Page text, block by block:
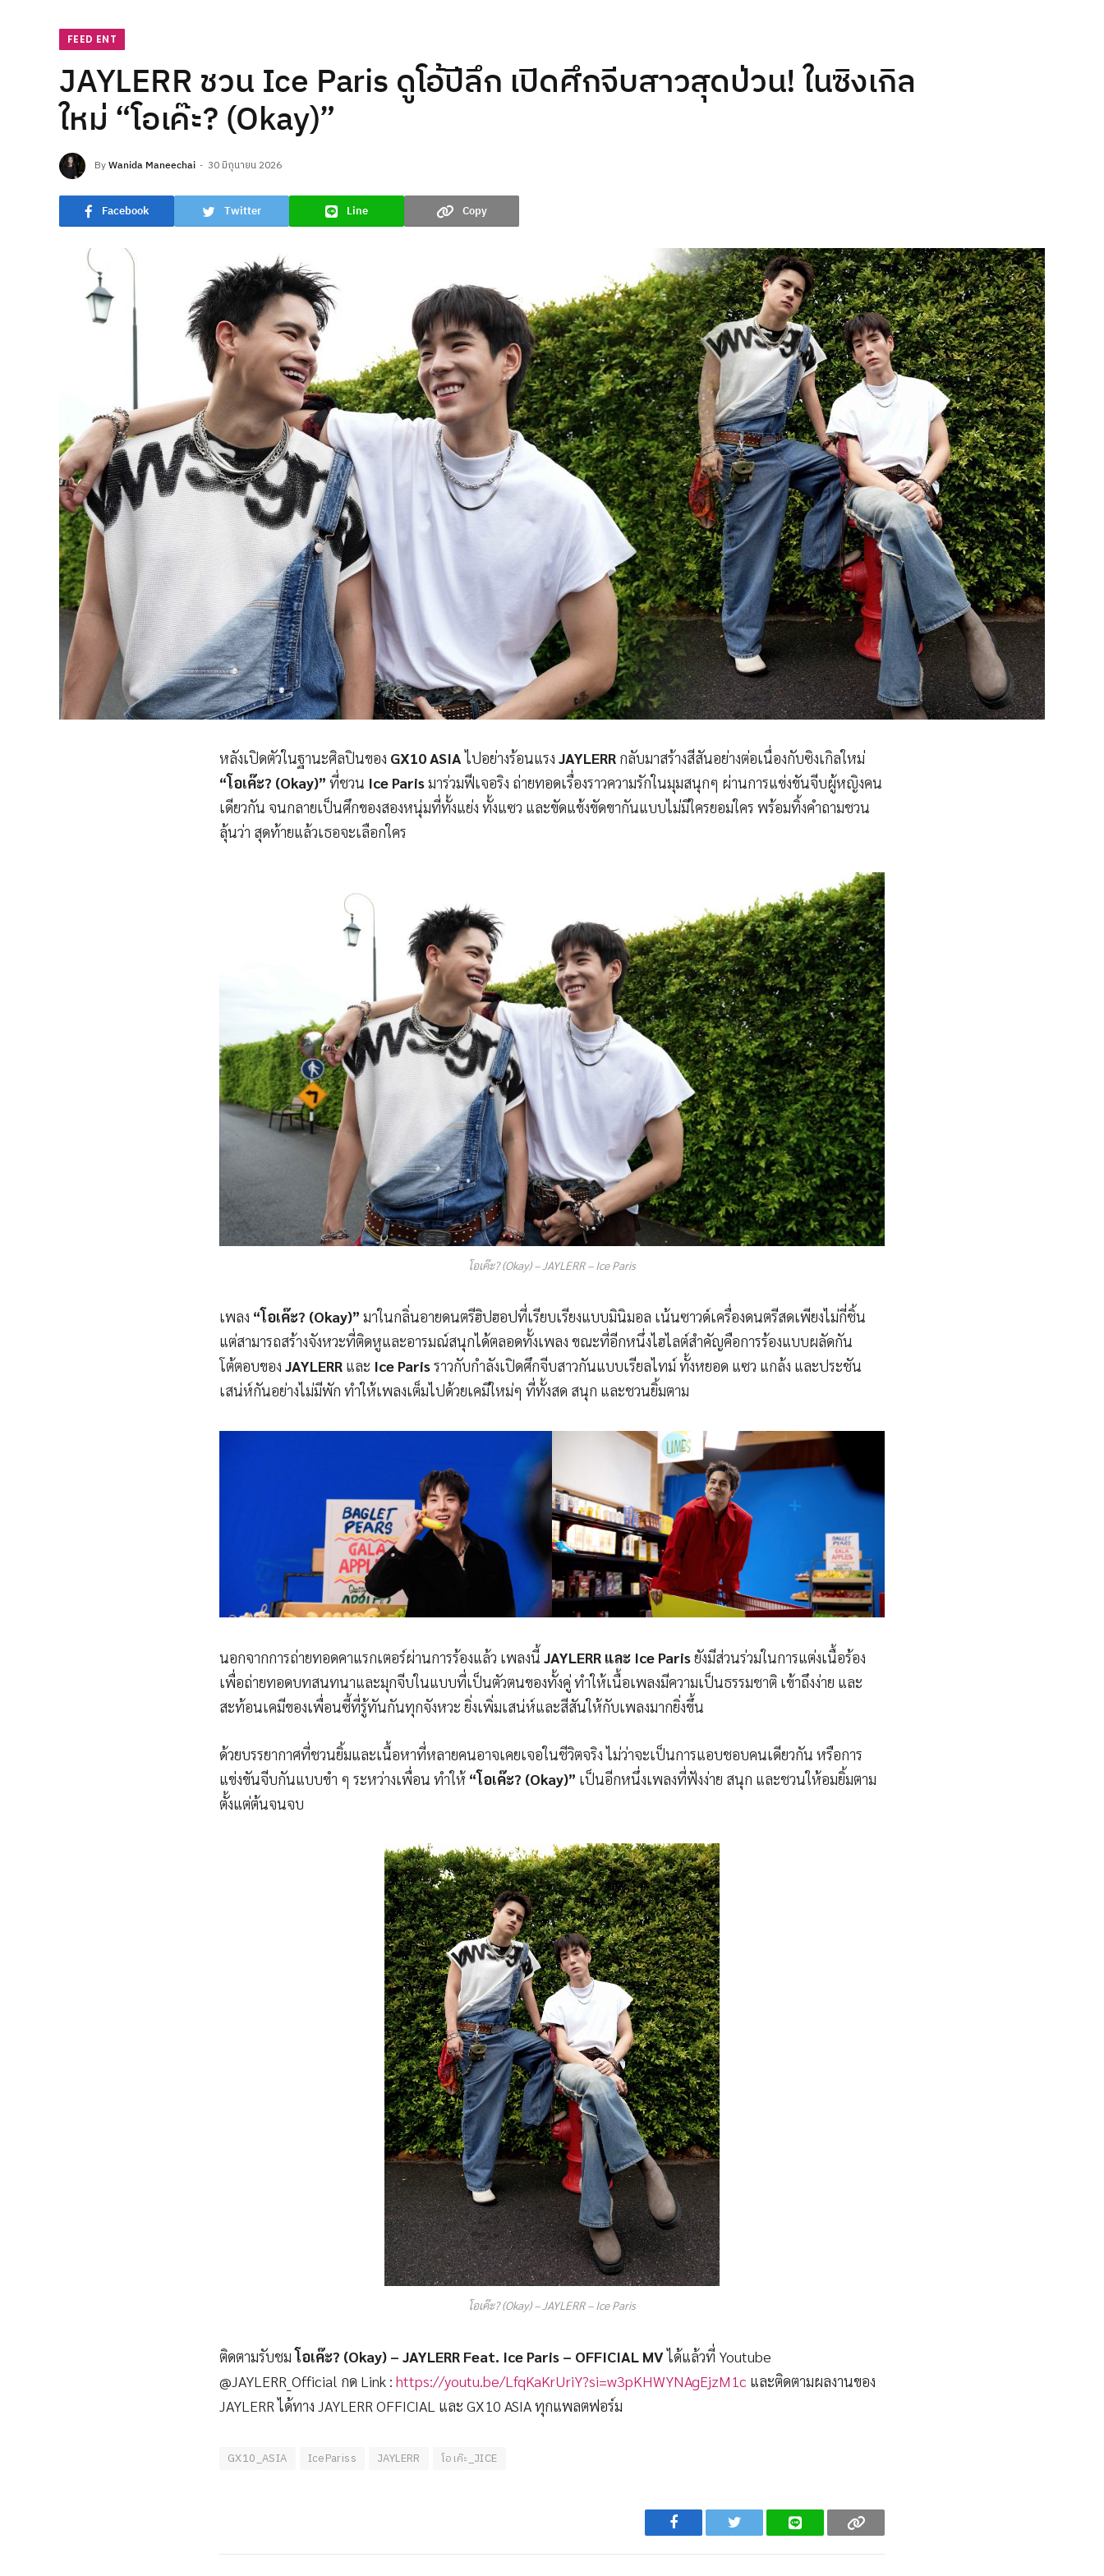
FEED ENT
JAYLERR ชวน Ice Paris ดูโอ้ปีลึก เปิดศึกจีบสาวสุดป่วน! ในซิงเกิล
ใหม่ “โอเค๊ะ? (Okay)”
ByWanida Maneechai 30 มิถุนายน 2026
Facebook Twitter Line Copy
หลังเปิดตัวในฐานะศิลปินของ GX10 ASIAไปอย่างร้อนแรง JAYLERR กลับมาสร้างสีสันอย่างต่อเนื่องกับซิงเกิลใหม่
“โอเค๊ะ? (Okay)” ที่ชวน Ice Parisมาร่วมฟีเจอริง ถ่ายทอดเรื่องราวความรักในมุมสนุกๆ ผ่านการแข่งขันจีบผู้หญิงคน
เดียวกัน จนกลายเป็นศึกของสองหนุ่มที่ทั้งแย่ง ทั้งแซว และขัดแข้งขัดขากันแบบไม่มีใครยอมใคร พร้อมทิ้งคำถามชวน
ลุ้นว่า สุดท้ายแล้วเธอจะเลือกใคร
โอเค๊ะ? (Okay) – JAYLERR – Ice Paris
เพลง “โอเค๊ะ? (Okay)” มาในกลิ่นอายดนตรีฮิปฮอปที่เรียบเรียงแบบมินิมอล เน้นซาวด์เครื่องดนตรีสดเพียงไม่กี่ชิ้น
แต่สามารถสร้างจังหวะที่ติดหูและอารมณ์สนุกได้ตลอดทั้งเพลง ขณะที่อีกหนึ่งไฮไลต์สำคัญคือการร้องแบบผลัดกัน
โต้ตอบของ JAYLERR และ Ice Parisราวกับกำลังเปิดศึกจีบสาวกันแบบเรียลไทม์ ทั้งหยอด แซว แกล้ง และประชัน
เสน่ห์กันอย่างไม่มีพัก ทำให้เพลงเต็มไปด้วยเคมีใหม่ๆ ที่ทั้งสด สนุก และชวนยิ้มตาม
นอกจากการถ่ายทอดคาแรกเตอร์ผ่านการร้องแล้ว เพลงนี้ JAYLERR และ Ice Parisยังมีส่วนร่วมในการแต่งเนื้อร้อง
เพื่อถ่ายทอดบทสนทนาและมุกจีบในแบบที่เป็นตัวตนของทั้งคู่ ทำให้เนื้อเพลงมีความเป็นธรรมชาติ เข้าถึงง่าย และ
สะท้อนเคมีของเพื่อนซี้ที่รู้ทันกันทุกจังหวะ ยิ่งเพิ่มเสน่ห์และสีสันให้กับเพลงมากยิ่งขึ้น
ด้วยบรรยากาศที่ชวนยิ้มและเนื้อหาที่หลายคนอาจเคยเจอในชีวิตจริง ไม่ว่าจะเป็นการแอบชอบคนเดียวกัน หรือการ
แข่งขันจีบกันแบบขำ ๆ ระหว่างเพื่อน ทำให้ “โอเค๊ะ? (Okay)” เป็นอีกหนึ่งเพลงที่ฟังง่าย สนุก และชวนให้อมยิ้มตาม
ตั้งแต่ต้นจนจบ
โอเค๊ะ? (Okay) – JAYLERR – Ice Paris
ติดตามรับชมโอเค๊ะ? (Okay) – JAYLERR Feat. Ice Paris – OFFICIAL MVได้แล้วที่ Youtube
@JAYLERR_Official กด Link : https://youtu.be/LfqKaKrUriY?si=w3pKHWYNAgEjzM1c และติดตามผลงานของ
JAYLERR ได้ทาง JAYLERR OFFICIAL และ GX10 ASIA ทุกแพลตฟอร์ม
GX10_ASIA IcePariss JAYLERR โอเค๊ะ_JICE
Facebook Twitter Line Copy